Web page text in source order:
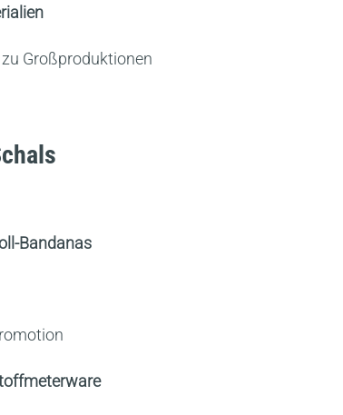
Großproduktionen
Bandanas